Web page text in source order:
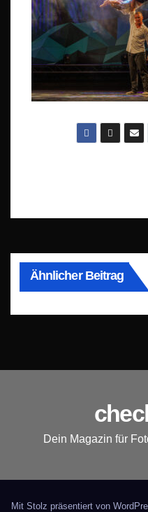
Ähnlicher Beitrag
Dein Magazin für
Mit Stolz präsentiert von